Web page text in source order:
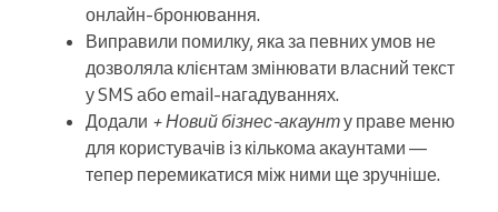
онлайн-бронювання.
Виправили помилку, яка за певних умов не
дозволяла клієнтам змінювати власний текст
у SMS або email-нагадуваннях.
Додали + Новий бізнес-акаунту праве меню
для користувачів із кількома акаунтами —
тепер перемикатися між ними ще зручніше.